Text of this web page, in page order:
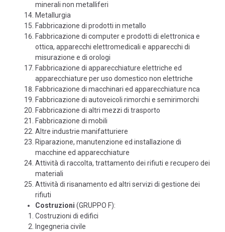
minerali non metalliferi
Metallurgia
Fabbricazione di prodotti in metallo
Fabbricazione di computer e prodotti di elettronica e
ottica, apparecchi elettromedicali e apparecchi di
misurazione e di orologi
Fabbricazione di apparecchiature elettriche ed
apparecchiature per uso domestico non elettriche
Fabbricazione di macchinari ed apparecchiature nca
Fabbricazione di autoveicoli rimorchi e semirimorchi
Fabbricazione di altri mezzi di trasporto
Fabbricazione di mobili
Altre industrie manifatturiere
Riparazione, manutenzione ed installazione di
macchine ed apparecchiature
Attività di raccolta, trattamento dei rifiuti e recupero dei
materiali
Attività di risanamento ed altri servizi di gestione dei
rifiuti
Costruzioni (GRUPPO F):
Costruzioni di edifici
Ingegneria civile